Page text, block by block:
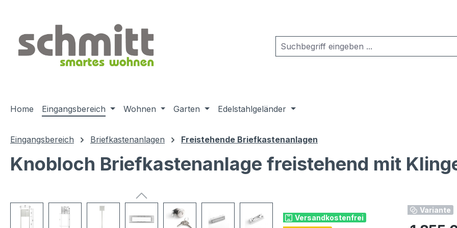
Home Eingangsbereich Wohnen Garten Edelstahlgeländer
Eingangsbereich Briefkastenanlagen Freistehende Briefkastenanlagen
Knobloch Briefkastenanlage freistehend mit
Versandkostenfrei
Variante
Regulärer